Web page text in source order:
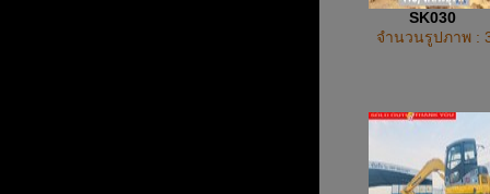
SK030
จำนวนรูปภาพ :